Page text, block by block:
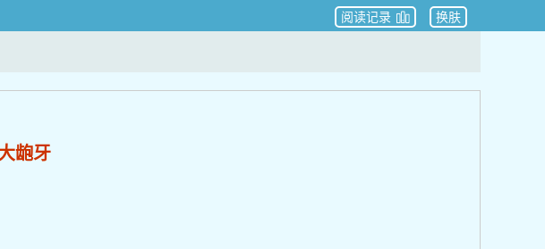
换肤
阅读记录
龅牙